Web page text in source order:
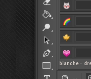
blanche –